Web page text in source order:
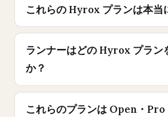
これらの Hyrox プランは本当
ランナーはどの Hyrox プラン
か？
これらのプランは Open・